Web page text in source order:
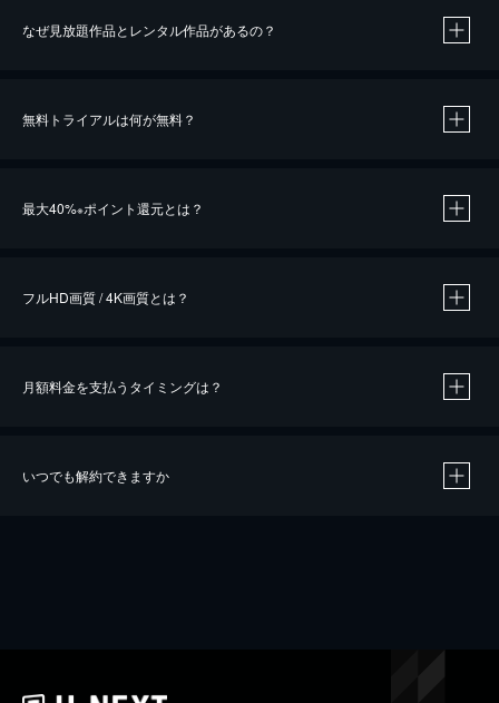
なぜ見放題作品とレンタル作品があるの？
無料トライアルは何が無料？
最大40%※ポイント還元とは？
※40％ポイント還元の対象は、クレジットカード決済による作品の購入 / レンタルです。
iOSアプリのUコイン決済による作品の購入 / レンタルは、20％のポイント還元です。
フルHD画質 / 4K画質とは？
月額料金を支払うタイミングは？
いつでも解約できますか